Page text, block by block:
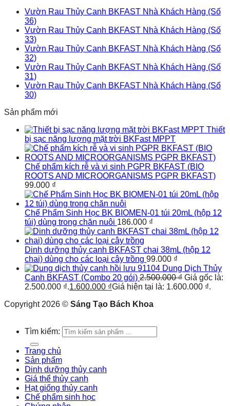
Vườn Rau Thủy Canh BKFAST Nhà Khách Hàng (Số
36)
Vườn Rau Thủy Canh BKFAST Nhà Khách Hàng (Số
33)
Vườn Rau Thủy Canh BKFAST Nhà Khách Hàng (Số
32)
Vườn Rau Thủy Canh BKFAST Nhà Khách Hàng (Số
31)
Vườn Rau Thủy Canh BKFAST Nhà Khách Hàng (Số
30)
Sản phẩm mới
Thiết
bị sạc năng lượng mặt trời BKFast MPPT
Chế phẩm kích rễ và vi sinh PGPR BKFAST (BIO
ROOTS AND MICROORGANISMS PGPR BKFAST)
99.000 ₫
Chế Phẩm Sinh Học BK BIOMEN-01 túi 20mL (hộp 12
túi) dùng trong chăn nuôi 186.000 ₫
Dinh dưỡng thủy canh BKFAST chai 38mL (hộp 12
chai) dùng cho các loại cây trồng 99.000 ₫
Dung Dịch Thủy
Canh BKFAST (Combo 20 gói) 2.500.000₫ Giá gốc là:
2.500.000 ₫.1.600.000 ₫Giá hiện tại là: 1.600.000 ₫.
Copyright 2026 © Sáng Tạo Bách Khoa
Tìm kiếm:
Trang chủ
Sản phẩm
Dinh dưỡng thủy canh
Giá thể thủy canh
Hạt giống thủy canh
Chế phẩm sinh học